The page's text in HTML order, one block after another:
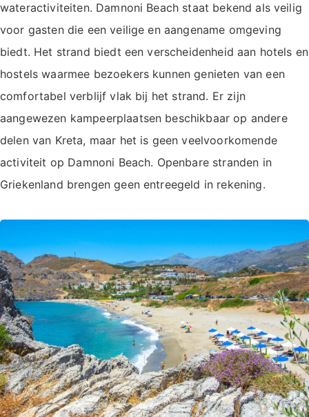
wateractiviteiten. Damnoni Beach staat bekend als veilig
voor gasten die een veilige en aangename omgeving
biedt. Het strand biedt een verscheidenheid aan hotels en
hostels waarmee bezoekers kunnen genieten van een
comfortabel verblijf vlak bij het strand. Er zijn
aangewezen kampeerplaatsen beschikbaar op andere
delen van Kreta, maar het is geen veelvoorkomende
activiteit op Damnoni Beach. Openbare stranden in
Griekenland brengen geen entreegeld in rekening.